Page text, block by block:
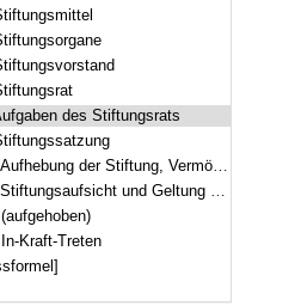
des Stiftungsrats
der Stiftung, Vermögensanfall
und Geltung des Bayerischen Stiftungsgesetzes
Kraft-Treten